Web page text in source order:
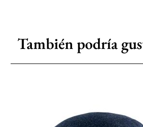
También podría